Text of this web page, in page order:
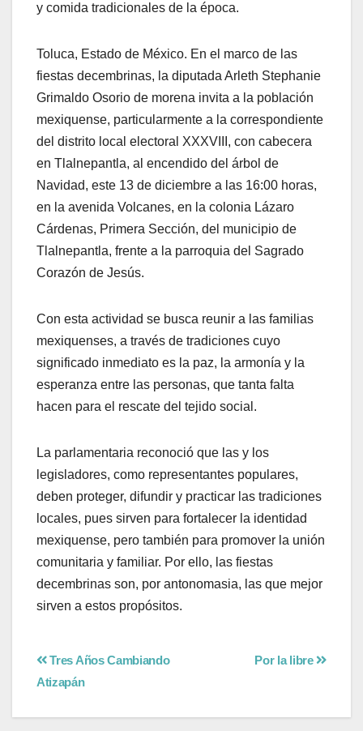
y comida tradicionales de la época.
Toluca, Estado de México. En el marco de las
fiestas decembrinas, la diputada Arleth Stephanie
Grimaldo Osorio de morena invita a la población
mexiquense, particularmente a la correspondiente
del distrito local electoral XXXVIII, con cabecera
en Tlalnepantla, al encendido del árbol de
Navidad, este 13 de diciembre a las 16:00 horas,
en la avenida Volcanes, en la colonia Lázaro
Cárdenas, Primera Sección, del municipio de
Tlalnepantla, frente a la parroquia del Sagrado
Corazón de Jesús.
Con esta actividad se busca reunir a las familias
mexiquenses, a través de tradiciones cuyo
significado inmediato es la paz, la armonía y la
esperanza entre las personas, que tanta falta
hacen para el rescate del tejido social.
La parlamentaria reconoció que las y los
legisladores, como representantes populares,
deben proteger, difundir y practicar las tradiciones
locales, pues sirven para fortalecer la identidad
mexiquense, pero también para promover la unión
comunitaria y familiar. Por ello, las fiestas
decembrinas son, por antonomasia, las que mejor
sirven a estos propósitos.
Por la libre
Tres Años Cambiando
Atizapán